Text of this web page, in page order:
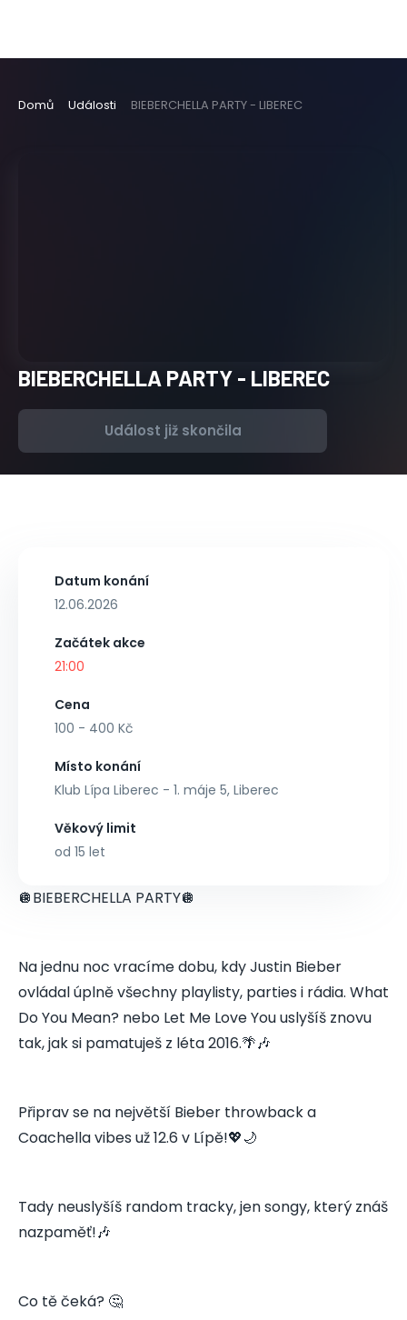
Domů Události BIEBERCHELLA PARTY - LIBEREC
BIEBERCHELLA PARTY - LIBEREC
Událost již skončila
Datum konání
12.06.2026
Začátek akce
21:00
Cena
100 - 400 Kč
Místo konání
Klub Lípa Liberec - 1. máje 5, Liberec
Věkový limit
od 15 let
🪩BIEBERCHELLA PARTY🪩
Na jednu noc vracíme dobu, kdy Justin Bieber
ovládal úplně všechny playlisty, parties i rádia. What
Do You Mean? nebo Let Me Love You uslyšíš znovu
tak, jak si pamatuješ z léta 2016.🌴🎶
Připrav se na největší Bieber throwback a
Coachella vibes už 12.6 v Lípě!💖🌙
Tady neuslyšíš random tracky, jen songy, který znáš
nazpaměť!🎶
Co tě čeká? 🤔